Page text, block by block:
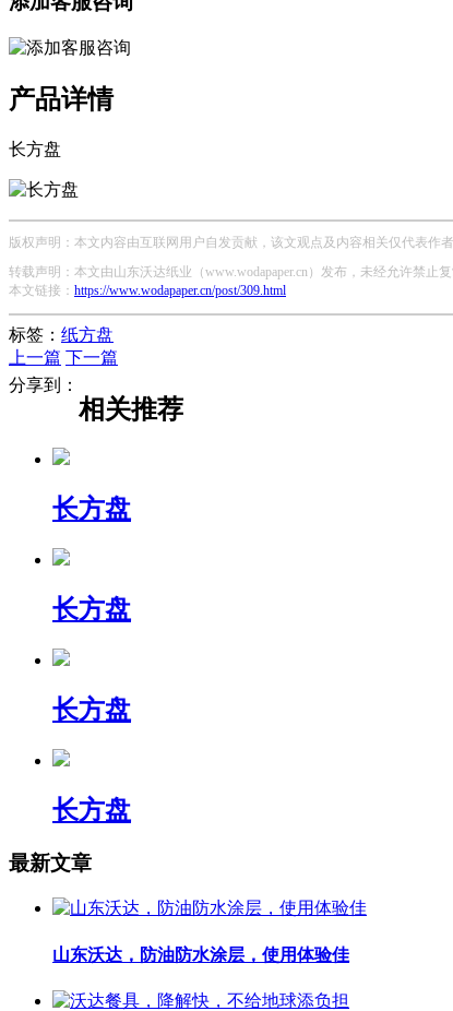
产品详情
长方盘
版权声明：本文内容由互联网用户自发贡献，该文观点及内容相关仅代表作
转载声明：本文由山东沃达纸业（www.wodapaper.cn）发布，未经允许禁止
本文链接： https://www.wodapaper.cn/post/309.html
标签： 纸方盘
上一篇 下一篇
分享到：
相关推荐
长方盘
长方盘
长方盘
长方盘
最新文章
山东沃达，防油防水涂层，使用体验佳